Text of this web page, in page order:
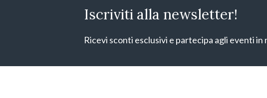
Iscriviti alla newsletter!
Ricevi sconti esclusivi e partecipa agli eventi in